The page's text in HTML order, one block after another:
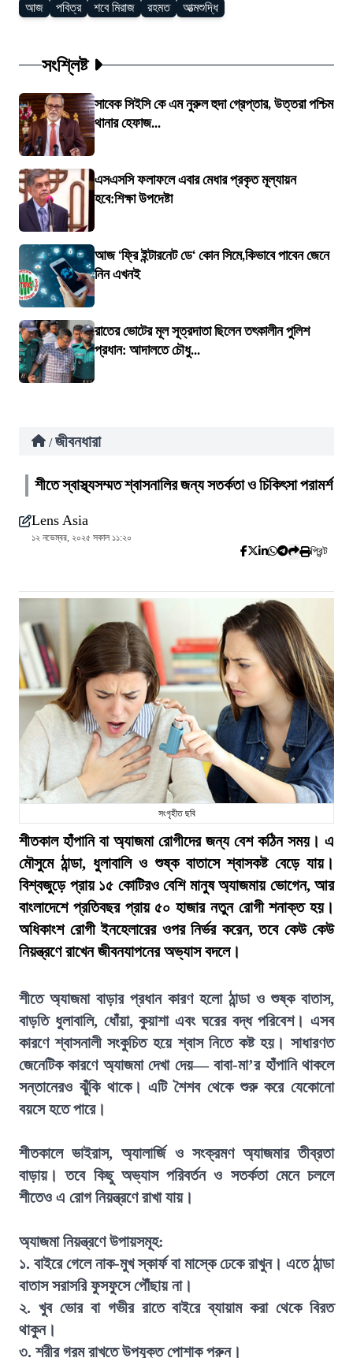
আজ পবিত্র শবে মিরাজ রহমত আত্মশুদ্ধি
সংশ্লিষ্ট
সাবেক সিইসি কে এম নুরুল হুদা গ্রেপ্তার, উত্তরা পশ্চিম
থানার হেফাজ...
এসএসসি ফলাফলে এবার মেধার প্রকৃত মূল্যায়ন
হবে:শিক্ষা উপদেষ্টা
আজ ‘ফ্রি ইন্টারনেট ডে‘ কোন সিমে,কিভাবে পাবেন জেনে
নিন এখনই
রাতের ভোটের মূল সূত্রদাতা ছিলেন তৎকালীন পুলিশ
প্রধান: আদালতে চৌধু...
/ জীবনধারা
শীতে স্বাস্থ্যসম্মত শ্বাসনালির জন্য সতর্কতা ও চিকিৎসা পরামর্শ
Lens Asia
১২ নভেম্বর, ২০২৫ সকাল ১১:২০
প্রিন্ট
সংগৃহীত ছবি
শীতকাল হাঁপানি বা অ্যাজমা রোগীদের জন্য বেশ কঠিন সময়। এ
মৌসুমে ঠান্ডা, ধুলাবালি ও শুষ্ক বাতাসে শ্বাসকষ্ট বেড়ে যায়।
বিশ্বজুড়ে প্রায় ১৫ কোটিরও বেশি মানুষ অ্যাজমায় ভোগেন, আর
বাংলাদেশে প্রতিবছর প্রায় ৫০ হাজার নতুন রোগী শনাক্ত হয়।
অধিকাংশ রোগী ইনহেলারের ওপর নির্ভর করেন, তবে কেউ কেউ
নিয়ন্ত্রণে রাখেন জীবনযাপনের অভ্যাস বদলে।
শীতে অ্যাজমা বাড়ার প্রধান কারণ হলো ঠান্ডা ও শুষ্ক বাতাস,
বাড়তি ধুলাবালি, ধোঁয়া, কুয়াশা এবং ঘরের বদ্ধ পরিবেশ। এসব
কারণে শ্বাসনালী সংকুচিত হয়ে শ্বাস নিতে কষ্ট হয়। সাধারণত
জেনেটিক কারণে অ্যাজমা দেখা দেয়— বাবা-মা’র হাঁপানি থাকলে
সন্তানেরও ঝুঁকি থাকে। এটি শৈশব থেকে শুরু করে যেকোনো
বয়সে হতে পারে।
শীতকালে ভাইরাস, অ্যালার্জি ও সংক্রমণ অ্যাজমার তীব্রতা
বাড়ায়। তবে কিছু অভ্যাস পরিবর্তন ও সতর্কতা মেনে চললে
শীতেও এ রোগ নিয়ন্ত্রণে রাখা যায়।
অ্যাজমা নিয়ন্ত্রণে উপায়সমূহ:
১. বাইরে গেলে নাক-মুখ স্কার্ফ বা মাস্কে ঢেকে রাখুন। এতে ঠান্ডা
বাতাস সরাসরি ফুসফুসে পৌঁছায় না।
২. খুব ভোর বা গভীর রাতে বাইরে ব্যায়াম করা থেকে বিরত
থাকুন।
৩. শরীর গরম রাখতে উপযুক্ত পোশাক পরুন।